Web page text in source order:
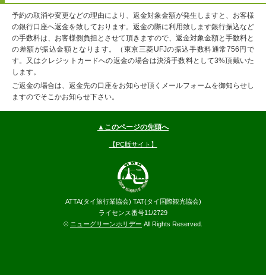
予約の取消や変更などの理由により、返金対象金額が発生しますと、お客様
の銀行口座へ返金を致しております。返金の際に利用致します銀行振込など
の手数料は、お客様側負担とさせて頂きますので、返金対象金額と手数料と
の差額が振込金額となります。（東京三菱UFJの振込手数料通常756円で
す。又はクレジットカードへの返金の場合は決済手数料として3%頂戴いた
します。
ご返金の場合は、返金先の口座をお知らせ頂くメールフォームを御知らせし
ますのでそこかお知らせ下さい。
▲このページの先頭へ
【PC版サイト】
ATTA(タイ旅行業協会) TAT(タイ国際観光協会)
ライセンス番号11/2729
© ニューグリーンホリデー All Rights Reserved.